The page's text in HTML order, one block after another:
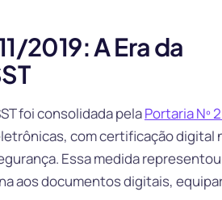
2019: A Era da
foi consolidada pelaPortaria Nº
com certificação digital
Essa medida
aos documentos digitais,